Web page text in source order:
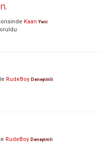
Kaan Yeni
RudeBoy Deneyimli
RudeBoy Deneyimli